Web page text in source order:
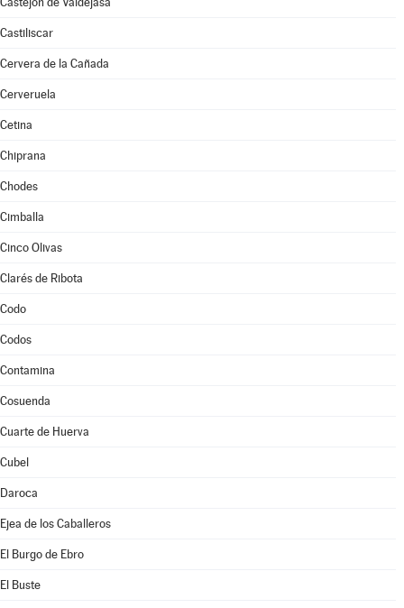
Castiliscar
Cervera de la Cañada
Cerveruela
Cetina
Chiprana
Chodes
Cimballa
Cinco Olivas
Clarés de Ribota
Codo
Codos
Contamina
Cosuenda
Cuarte de Huerva
Cubel
Daroca
Ejea de los Caballeros
El Burgo de Ebro
El Buste